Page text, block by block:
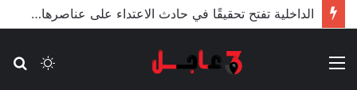
الأعور: اتفاقية ترسيم الحدود مع تركيا على طاولة النواب والاعتماد مرجّح
الوضع
القائمة